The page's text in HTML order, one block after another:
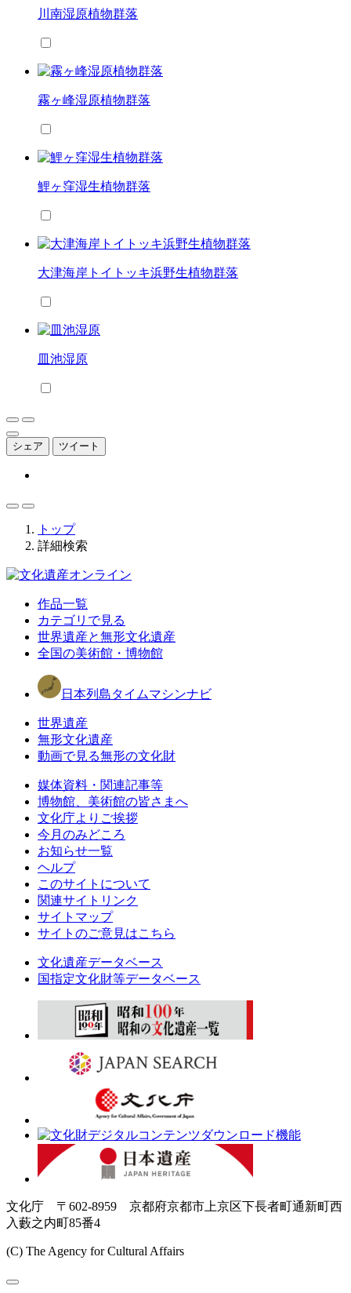
川南湿原植物群落
霧ヶ峰湿原植物群落
鯉ヶ窪湿生植物群落
大津海岸トイトッキ浜野生植物群落
皿池湿原
シェア ツイート
トップ
詳細検索
作品一覧
カテゴリで見る
世界遺産と無形文化遺産
全国の美術館・博物館
日本列島タイムマシンナビ
世界遺産
無形文化遺産
動画で見る無形の文化財
媒体資料・関連記事等
博物館、美術館の皆さまへ
文化庁よりご挨拶
今月のみどころ
お知らせ一覧
ヘルプ
このサイトについて
関連サイトリンク
サイトマップ
サイトのご意見はこちら
文化遺産データベース
国指定文化財等データベース
文化庁 〒602-8959 京都府京都市上京区下長者町通新町西
入藪之内町85番4
(C) The Agency for Cultural Affairs